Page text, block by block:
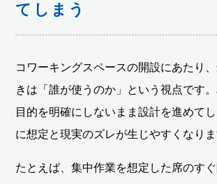
てしまう
コワーキングスペースの開設にあたり
きは「誰が使うのか」という視点です
目的を明確にしないまま設計を進めて
に想定と現実のズレが生じやすくなりま
たとえば、集中作業を想定した席のす